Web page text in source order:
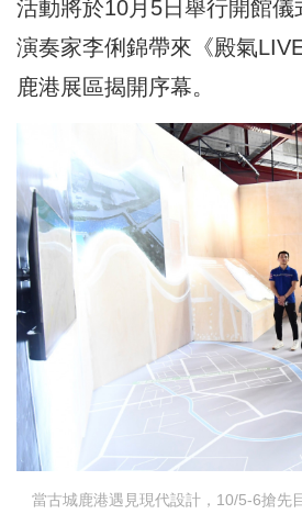
活動將於10月5日舉行開館
演奏家李俐錦帶來《殿氣
鹿港展區揭開序幕。
當古城鹿港遇見現代設計，10/5-6搶先